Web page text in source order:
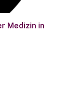
Medizin in